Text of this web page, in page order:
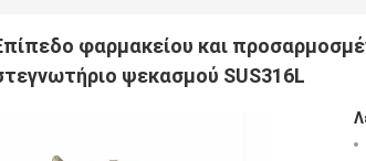
φαρμακείου και
ψεκασμού SUS316L